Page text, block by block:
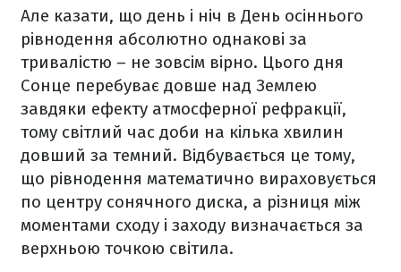
Але казати, що день і ніч в День осіннього
рівнодення абсолютно однакові за
тривалістю – не зовсім вірно. Цього дня
Сонце перебуває довше над Землею
завдяки ефекту атмосферної рефракції,
тому світлий час доби на кілька хвилин
довший за темний. Відбувається це тому,
що рівнодення математично вираховується
по центру сонячного диска, а різниця між
моментами сходу і заходу визначається за
верхньою точкою світила.